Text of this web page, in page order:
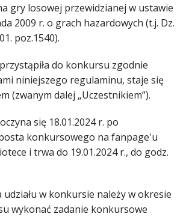
gry losowej przewidzianej w ustawie
2009 r. o grach hazardowych (t.j. Dz.
poz.1540).
do konkursu zgodnie
niniejszego regulaminu, staje się
(zwanym dalej „Uczestnikiem”).
się 18.01.2024 r. po
konkursowego na fanpage'u
i trwa do 19.01.2024 r., do godz.
udziału w konkursie należy w okresie
wykonać zadanie konkursowe